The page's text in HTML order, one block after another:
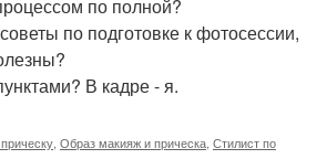
по полной?
по подготовке к фотосессии,
В кадре - я.
, Образ макияж и прическа, Стилист по